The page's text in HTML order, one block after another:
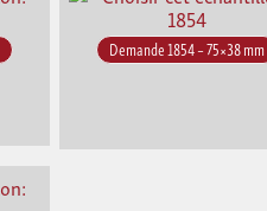
Demande 1854 – 75×38 mm